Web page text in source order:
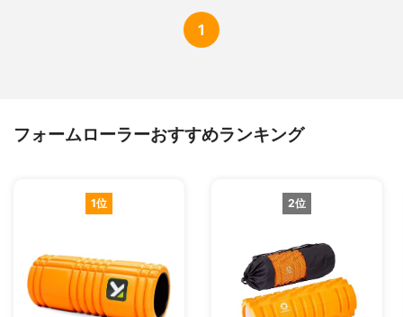
1
フォームローラーおすすめランキング
1位 2位